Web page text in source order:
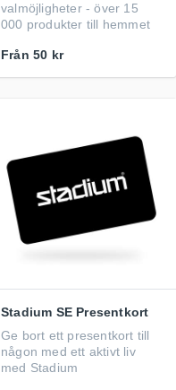
valmöjligheter - över 15
000 produkter till hemmet
Från 50 kr
Stadium SE Presentkort
Ge bort ett presentkort till
någon med ett aktivt liv
med Stadium